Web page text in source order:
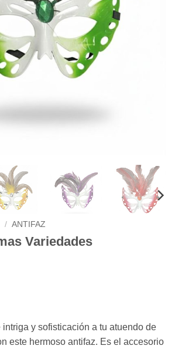
/ ANTIFAZ
Variedades
y sofisticación a tu atuendo de
este hermoso antifaz. Es el accesorio